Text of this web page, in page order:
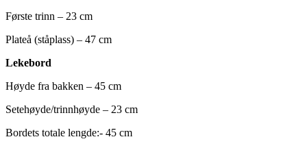
Første trinn – 23 cm
Plateå (ståplass) – 47 cm
Lekebord
Høyde fra bakken – 45 cm
Setehøyde/trinnhøyde – 23 cm
Bordets totale lengde:- 45 cm